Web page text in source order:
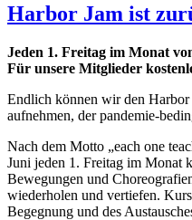
Harbor Jam ist
Jeden 1. Freitag im Monat
Für unsere Mitglieder
Endlich können wir den
aufnehmen, der pandemie-
Nach dem Motto „each one
Juni jeden 1. Freitag im Monat
Bewegungen und
wiederholen und vertiefen.
Begegnung und des